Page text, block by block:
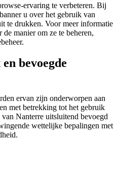
ervaring te verbeteren. Bij
u over het gebruik van
te drukken. Voor meer informatie
manier om ze te beheren,
bevoegde
ervan zijn onderworpen aan
met betrekking tot het gebruik
Nanterre uitsluitend bevoegd
wettelijke bepalingen met